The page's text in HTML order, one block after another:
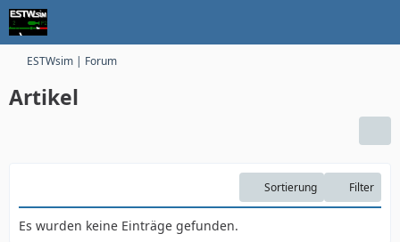
ESTWsim | Forum
Artikel
Sortierung Filter
Es wurden keine Einträge gefunden.